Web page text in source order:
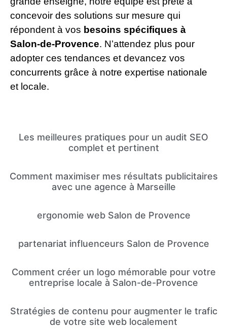
concevoir des solutions sur mesure qui
répondent à vos besoins spécifiques à
Salon-de-Provence. N’attendez plus pour
adopter ces tendances et devancez vos
concurrents grâce à notre expertise nationale
et locale.
Les meilleures pratiques pour un audit SEO
complet et pertinent
Comment maximiser mes résultats publicitaires
avec une agence à Marseille
ergonomie web Salon de Provence
partenariat influenceurs Salon de Provence
Comment créer un logo mémorable pour votre
entreprise locale à Salon-de-Provence
Stratégies de contenu pour augmenter le trafic
de votre site web localement